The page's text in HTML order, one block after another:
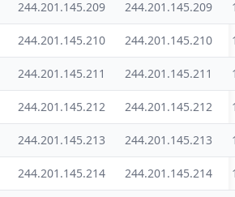
244.201.145.209 244.201.145.209
244.201.145.210 244.201.145.210
244.201.145.211 244.201.145.211
244.201.145.212 244.201.145.212
244.201.145.213 244.201.145.213
244.201.145.214 244.201.145.214